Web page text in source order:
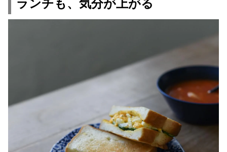
ランチも、気分が上がる